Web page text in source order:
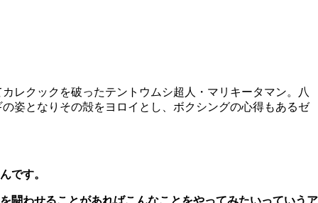
レクックを破ったテントウムシ超人・マリキータマン。八
姿となりその殻をヨロイとし、ボクシングの心得もあるゼ
です。
闘わせることがあればこんなことをやってみたいっていうア